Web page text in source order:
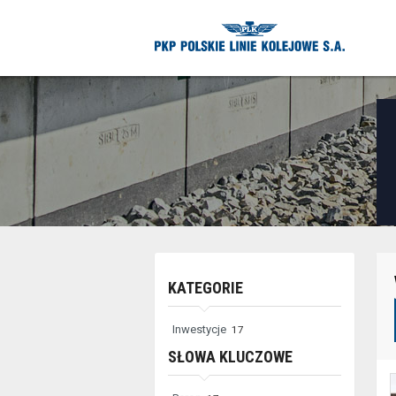
elementy
służące
KATEGORIE
Inwestycje 17
SŁOWA KLUCZOWE